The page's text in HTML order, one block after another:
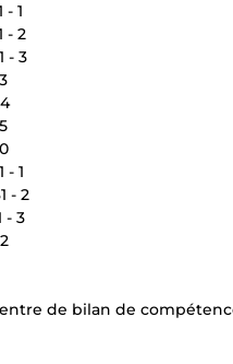
1
- 2
- 3
1
- 2
- 3
de bilan de